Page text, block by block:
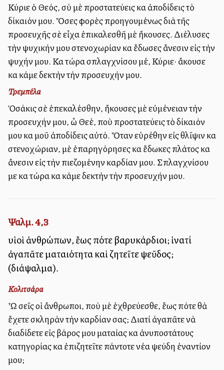
Κύριε ὁ Θεός, σὺ μὲ προστατεύεις καὶ ἀποδίδεις τὸ
δίκαιόν μου. Ὅσες φορὲς προηγουμένως διὰ τῆς
προσευχῆς σὲ εἶχα ἐπικαλεσθῆ μὲ ἤκουσες. Διέλυσες
τὴν ψυχικήν μου στενοχωρίαν καὶ ἔδωσες ἄνεσιν εἰς τὴν
ψυχήν μου. Καὶ τώρα σπλαγχνίσου μέ, Κύριε· ἄκουσε
καὶ κάμε δεκτὴν τὴν προσευχήν μου.
Τρεμπέλα
Ὁσάκις σὲ ἐπεκαλέσθην, ἤκουσες μὲ εὐμένειαν τὴν
προσευχήν μου, ὦ Θεέ, ποὺ προστατεύεις τὸ δίκαιόν
μου καὶ μοῦ ἀποδίδεις αὐτό. Ὅταν εὑρέθην εἰς θλῖψιν καὶ
στενοχώριαν, μὲ ἐπαρηγόρησες καὶ ἔδωκες πλάτος καὶ
ἄνεσιν εἰς τὴν πιεζομένην καρδίαν μου. Σπλαγχνίσου
με καὶ τώρα καὶ κάμε δεκτὴν τὴν προσευχήν μου.
Ψαλμ. 4,3
υἱοὶ ἀνθρώπων, ἕως πότε βαρυκάρδιοι; ἱνατί
ἀγαπᾶτε ματαιότητα καὶ ζητεῖτε ψεῦδος;
(διάψαλμα).
Κολιτσάρα
Ὦ σεῖς οἱ ἄνθρωποι, ποὺ μὲ ἐχθρεύεσθε, ἕως πότε θὰ
ἔχετε σκληρὰν τὴν καρδίαν σας; Διατί ἀγαπᾶτε νὰ
διαδίδετε εἰς βάρος μου ματαίας καὶ ἀνυποστάτους
κατηγορίας καὶ ἐπιζητεῖτε πάντοτε νέα ψεύδη ἐναντίον
μου;